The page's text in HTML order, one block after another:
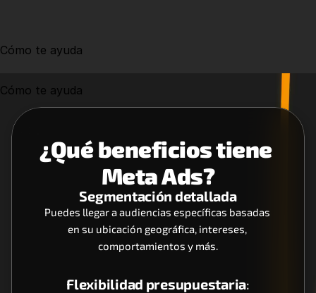
Cómo te ayuda
Cómo te ayuda
¿Qué beneficios tiene
Meta Ads?
Segmentación detallada
Puedes llegar a audiencias específicas basadas
en su ubicación geográfica, intereses,
comportamientos y más.
Flexibilidad presupuestaria: